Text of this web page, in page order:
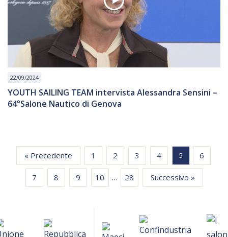
22/09/2024
YOUTH SAILING TEAM intervista Alessandra Sensini –
64°Salone Nautico di Genova
« Precedente 1 2 3 4 5 6
7 8 9 10 … 28 Successivo »